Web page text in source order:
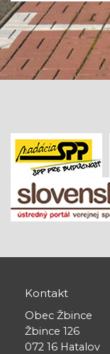
Kontakt
Obec Žbince
Žbince 126
072 16 Hatalov